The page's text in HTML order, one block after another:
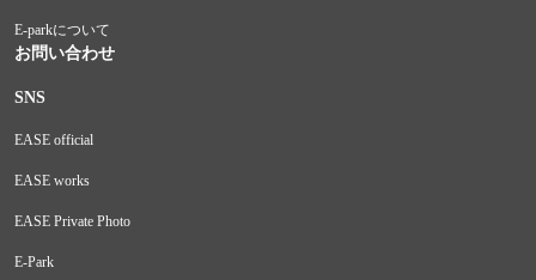
E-parkについて
お問い合わせ
SNS
EASE official
EASE works
EASE Private Photo
E-Park